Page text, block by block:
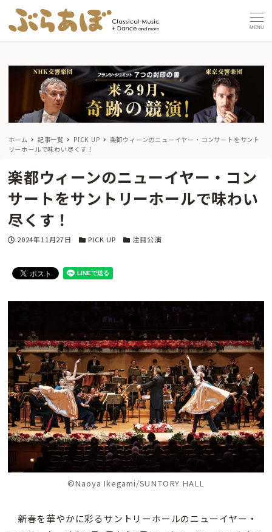
MENU
ホーム 記事一覧 PICK UP
楽都ウィーンのニューイヤー・コンサートをサント
リーホールで味わい尽くす！
楽都ウィーンのニューイヤー・コン
サートをサントリーホールで味わい
尽くす！
投稿日
2024年11月27日 カテゴリー
PICK UP カテゴリー
注目公演
©Naoya Ikegami/SUNTORY HALL
新春を華やかに彩るサントリーホールのニューイヤー・